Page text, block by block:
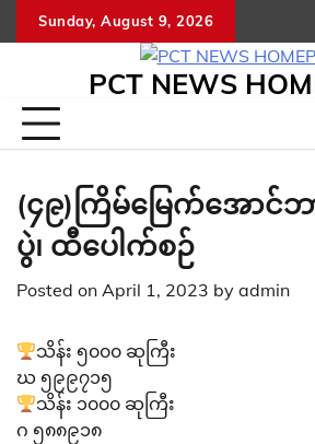
to
Sunday, August 9, 2026
PCT NEWS
(၄၉)ကြိမ်မြေက်အောင်
ပွဲ၊ ထီပေါက်စဉ်
Posted on April 1, 2023 by admin
သိန်း ၅၀၀၀ ဆုကြီး
ဃ ၅၉၉၇၁၅
သိန်း ၁၀၀၀ ဆုကြီး
ဂ ၅၈၈၉၁၈